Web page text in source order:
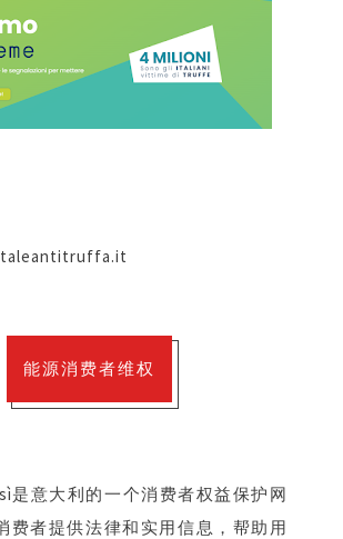
能源消费者维权
是意大利的一个消费者权益保护网
费者提供法律和实用信息，帮助用